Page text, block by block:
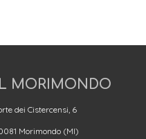
MORIMONDO
dei Cistercensi, 6
Morimondo (MI)